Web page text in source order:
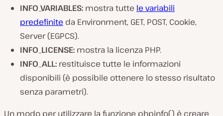
INFO_VARIABLES: mostra tutte le variabili
predefinite da Environment, GET, POST, Cookie,
Server (EGPCS).
INFO_LICENSE: mostra la licenza PHP.
INFO_ALL: restituisce tutte le informazioni
disponibili (è possibile ottenere lo stesso risultato
senza parametri).
Un modo per utilizzare la funzione phpinfo() è creare